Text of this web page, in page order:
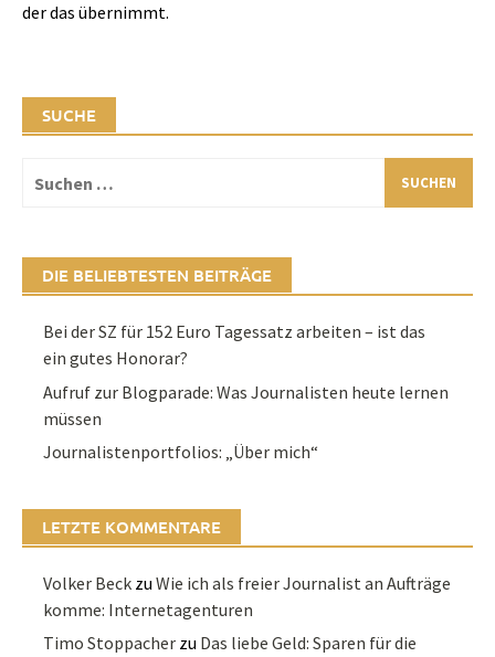
der das übernimmt.
SUCHE
nach:
DIE BELIEBTESTEN BEITRÄGE
Bei der SZ für 152 Euro Tagessatz arbeiten – ist das
ein gutes Honorar?
Aufruf zur Blogparade: Was Journalisten heute lernen
müssen
Journalistenportfolios: „Über mich“
LETZTE KOMMENTARE
Volker Beck zuWie ich als freier Journalist an Aufträge
komme: Internetagenturen
Timo Stoppacher zu Das liebe Geld: Sparen für die